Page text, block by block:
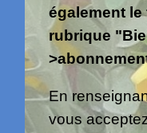
également
rubrique
En
vous